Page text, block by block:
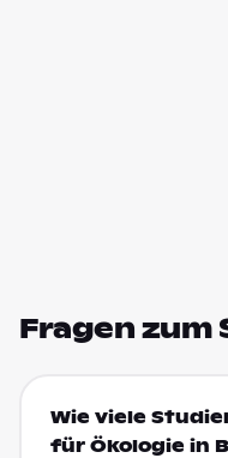
Fragen zum
Wie viele
für Ökologie in